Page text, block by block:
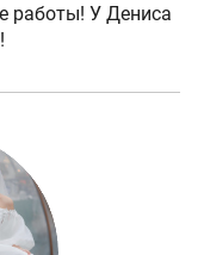
работы! У Дениса